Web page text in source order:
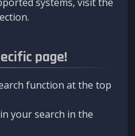
page!
function at the top
your search in the